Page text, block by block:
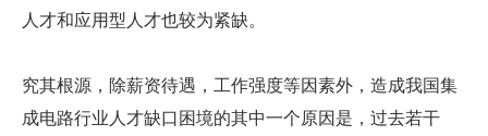
人才和应用型人才也较为紧缺。
究其根源，除薪资待遇，工作强度等因素外，造成我国集
成电路行业人才缺口困境的其中一个原因是，过去若干